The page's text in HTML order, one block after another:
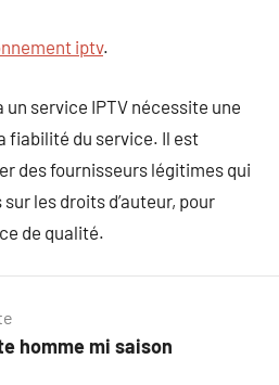
iptv.
un service IPTV nécessite une
fiabilité du service. Il est
des fournisseurs légitimes qui
les droits d’auteur, pour
de qualité.
homme mi saison